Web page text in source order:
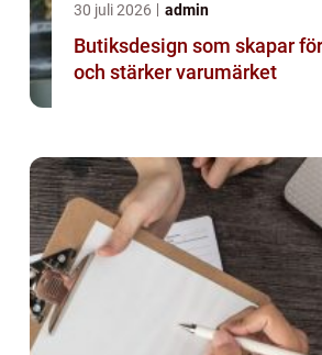
30 juli 2026 admin
Butiksdesign som skapar
och stärker varumärket